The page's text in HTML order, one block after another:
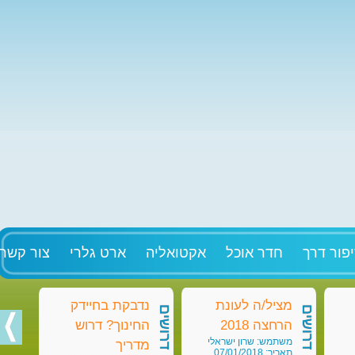
דרך חדר אוכל אקטואליה ארט גלרי צור
מציל/ה לעונת
הרחצה 2018
משתמש: שרון ישראלי
תאריך: 07/01/2018
דרושים
נדבקת בחיידק
החינוך? דרוש
מדריך
דרושים דרושים